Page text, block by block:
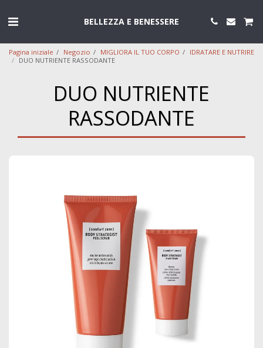
BELLEZZA E BENESSERE
Pagina iniziale Negozio MIGLIORA IL TUO CORPO
IDRATARE E NUTRIRE
DUO NUTRIENTE RASSODANTE
DUO NUTRIENTE
RASSODANTE